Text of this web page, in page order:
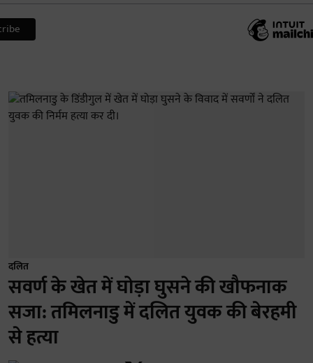
दलित
सवर्ण के खेत में घोड़ा घुसने की खौफनाक
सजा: तमिलनाडु में दलित युवक की बेरहमी
से हत्या